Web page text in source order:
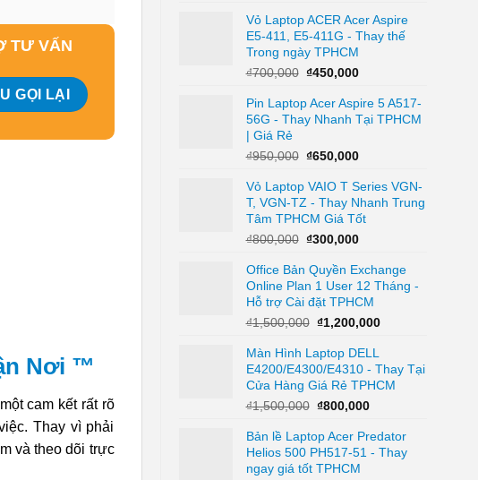
là:
₫650,000.
tại
là:
₫350,000.
Vỏ Laptop ACER Acer Aspire
E5-411, E5-411G - Thay thế
Trong ngày TPHCM
₫700,000 Giá
là:
₫700,000.
₫450,000Giá
tại
là:
Pin Laptop Acer Aspire 5 A517-
56G - Thay Nhanh Tại TPHCM
| Giá Rẻ
₫950,000 Giá
là:
₫950,000.
₫650,000Giá
tại
là:
₫650,000.
Vỏ Laptop VAIO T Series VGN-
T, VGN-TZ - Thay Nhanh Trung
Tâm TPHCM Giá Tốt
₫800,000 Giá
là:
₫800,000.
₫300,000Giá
tại
là:
₫300,000.
Office Bản Quyền Exchange
Online Plan 1 User 12 Tháng -
Hỗ trợ Cài đặt TPHCM
₫1,500,000 Giá
là:
₫1,500,000.
₫1,200,000Giá
tại
là:
₫1,200,000.
Màn Hình Laptop DELL
E4200/E4300/E4310 - Thay Tại
Cửa Hàng Giá Rẻ TPHCM
₫1,500,000 Giá
là:
₫1,500,000.
₫800,000Giá
tại
là:
Bản lề Laptop Acer Predator
Helios 500 PH517-51 - Thay
ngay giá tốt TPHCM
TƯ VẤN
Nơi ™
cam kết rất rõ
Thay vì phải
và theo dõi trực